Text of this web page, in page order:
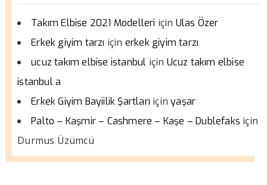
Takım Elbise 2021 Modelleri için Ulas Özer
Erkek giyim tarzı için erkek giyim tarzı
ucuz takım elbise istanbul için Ucuz takım elbise
istanbul a
Erkek Giyim Bayiilik Şartları içinyaşar
Palto – Kaşmir – Cashmere – Kaşe – Dublefaks için
Durmus Üzümcü